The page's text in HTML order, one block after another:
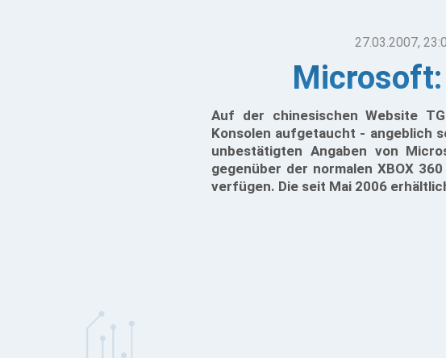
27.03.2007,
Microsoft:
Auf der chinesischen Website
Konsolen aufgetaucht - angeblich
unbestätigten Angaben von
gegenüber der normalen XBOX
verfügen. Die seit Mai 2006